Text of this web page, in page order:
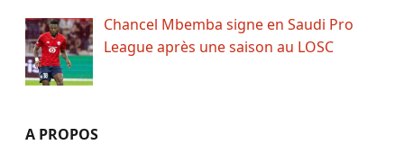
Chancel Mbemba signe en Saudi Pro
League après une saison au LOSC
A PROPOS